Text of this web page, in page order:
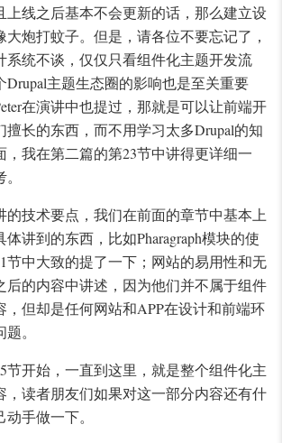
上线之后基本不会更新的话，那么建立设
炮打蚊子。但是，请各位不要忘记了，
系统不谈，仅仅只看组件化主题开发流
Drupal主题生态圈的影响也是至关重要
在演讲中也提过，那就是可以让前端开
擅长的东西，而不用学习太多Drupal的知
，我在第二篇的第23节中讲得更详细一
的技术要点，我们在前面的章节中基本上
讲到的东西，比如Pharagraph模块的使
节中大致的提了一下；网站的易用性和无
后的内容中讲述，因为他们并不属于组件
，但却是任何网站和APP在设计和前端环
。
节开始，一直到这里，就是整个组件化主
，读者朋友们如果对这一部分内容还有什
手做一下。